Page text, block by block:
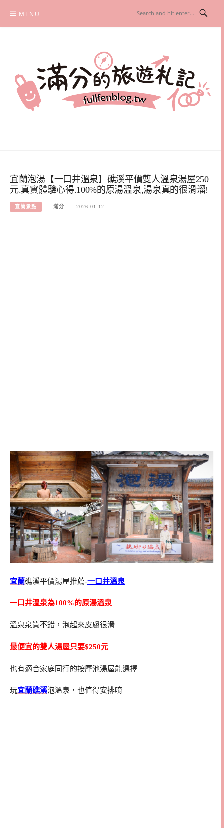
content
MENU
宜蘭泡湯【一口井溫泉】礁溪平價雙人溫泉湯屋250
元.真實體驗心得.100%的原湯溫泉,湯泉真的很滑溜!
宜蘭景點 滿分 2026-01-12
宜蘭礁溪平價湯屋推薦-一口井溫泉
一口井溫泉為100%的原湯溫泉
溫泉泉質不錯，泡起來皮膚很滑
最便宜的雙人湯屋只要$250元
也有適合家庭同行的按摩池湯屋能選擇
玩宜蘭礁溪泡溫泉，也值得安排唷